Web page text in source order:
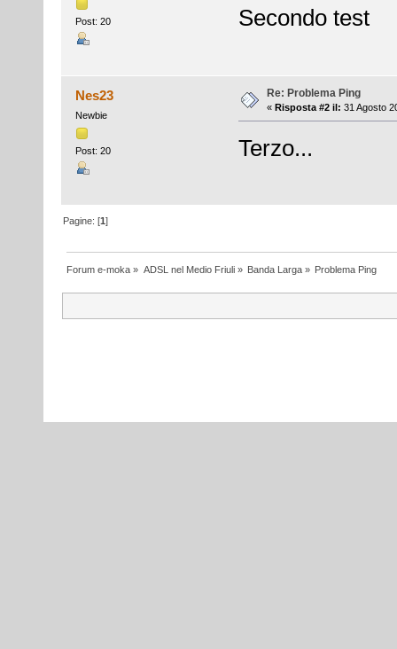
Post: 20 Secondo test
Nes23
Newbie
Post: 20
Re: Problema Ping
« Risposta #2 il: 31 Agosto
Terzo...
Pagine: [1]
Forum e-moka » ADSL nel Medio Friuli» Banda Larga» Problema Ping